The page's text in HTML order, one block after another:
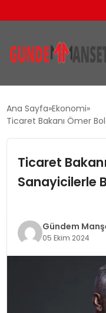
EKONOMI
TEKNOLOJI
YAŞAM
Ana Sayfa Ekonomi
Ticaret Bakanı Ömer
Ticaret
Sanayicilerle
Gündem
05 Ekim 2024